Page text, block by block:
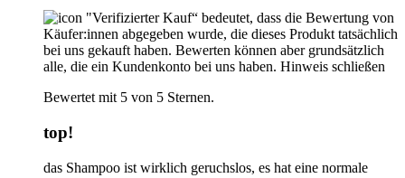
"Verifizierter Kauf“ bedeutet, dass die Bewertung von
Käufer:innen abgegeben wurde, die dieses Produkt tatsächlich
bei uns gekauft haben. Bewerten können aber grundsätzlich
alle, die ein Kundenkonto bei uns haben. Hinweis schließen
Bewertet mit 5 von 5 Sternen.
top!
das Shampoo ist wirklich geruchslos, es hat eine normale